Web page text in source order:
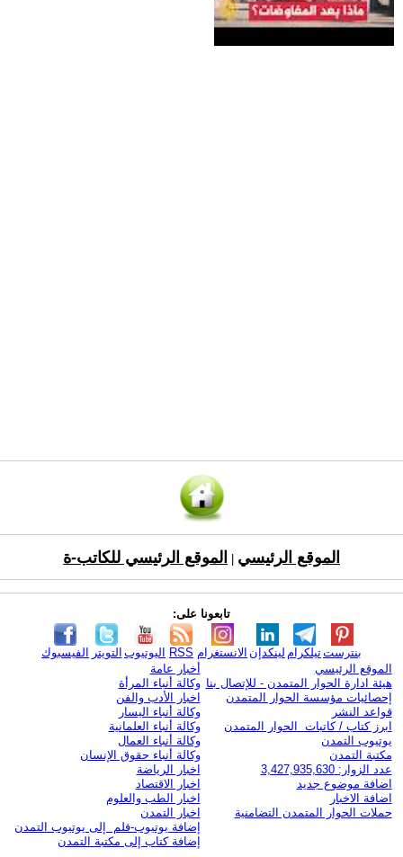
الموقع الرئيسي الموقع الرئيسي للكاتب-ة
تابعونا على:
الفيسبوك التويتر اليوتيوب RSS الانستغرام لينكدإن تيلكرامبنترست
الموقع الرئيسي
هيئة ادارة الحوار المتمدن - للإتصال بنا
إحصائيات مؤسسة الحوار المتمدن
قواعد النشر
ابرز كتاب / كاتبات الحوار المتمدن
يوتيوب التمدن
مكتبة التمدن
عدد الزوار: 3,427,935,630
اضافة موضوع جديد
اضافة الاخبار
حملات الحوار المتمدن التضامنية
أخبار عامة
وكالة أنباء المرأة
اخبار الأدب والفن
وكالة أنباء اليسار
وكالة أنباء العلمانية
وكالة أنباء العمال
وكالة أنباء حقوق الإنسان
اخبار الرياضة
اخبار الاقتصاد
اخبار الطب والعلوم
اخبار التمدن
إضافة يوتيوب-فلم إلى يوتيوب التمدن
إضافة كتاب إلى مكتبة التمدن